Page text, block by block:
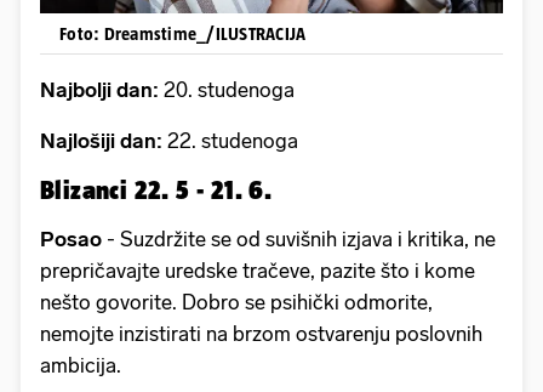
Foto: Dreamstime_/ILUSTRACIJA
Najbolji dan: 20. studenoga
Najlošiji dan: 22. studenoga
Blizanci 22. 5 - 21. 6.
Posao - Suzdržite se od suvišnih izjava i kritika, ne
prepričavajte uredske tračeve, pazite što i kome
nešto govorite. Dobro se psihički odmorite,
nemojte inzistirati na brzom ostvarenju poslovnih
ambicija.